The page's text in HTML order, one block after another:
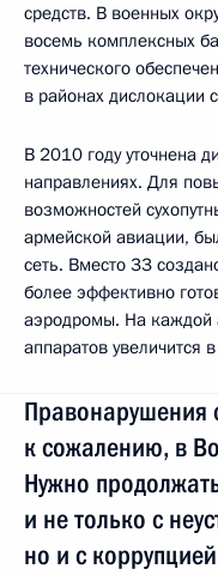
средств. В военных
восемь комплексных
технического
в районах дислокации
В 2010 году уточнена
направлениях. Для
возможностей
армейской авиации,
сеть. Вместо 33
более эффективно
аэродромы. На каждой
аппаратов увеличится
Правонарушения
к сожалению, в
Нужно
и не только с
но и с